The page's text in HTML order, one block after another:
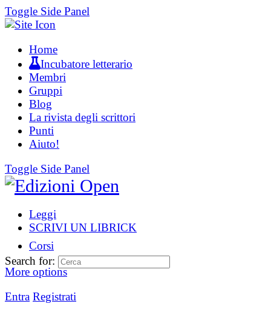
Toggle Side Panel
Home
Incubatore letterario
Membri
Gruppi
Blog
La rivista degli scrittori
Punti
Aiuto!
Toggle Side Panel
Leggi
SCRIVI UN LIBRICK
Corsi
More options
Entra Registrati
Search for: